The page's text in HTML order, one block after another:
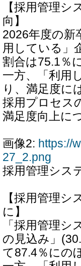
【採用管理
向】
2026年度の新
用している」
割合は75.1％
一方、「利用
り、満足度に
採用プロセス
満足度向上に
画像2: https://
27_2.png
採用管理シス
【採用管理
に】
「採用管理
の見込み」
て87.4％にの